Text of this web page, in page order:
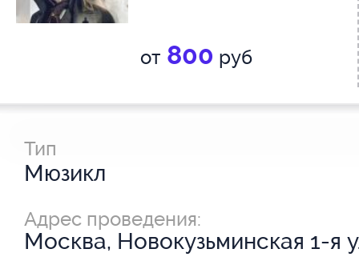
от 800 руб
Тип
Мюзикл
Адрес проведения:
Москва, Новокузьминская 1-я